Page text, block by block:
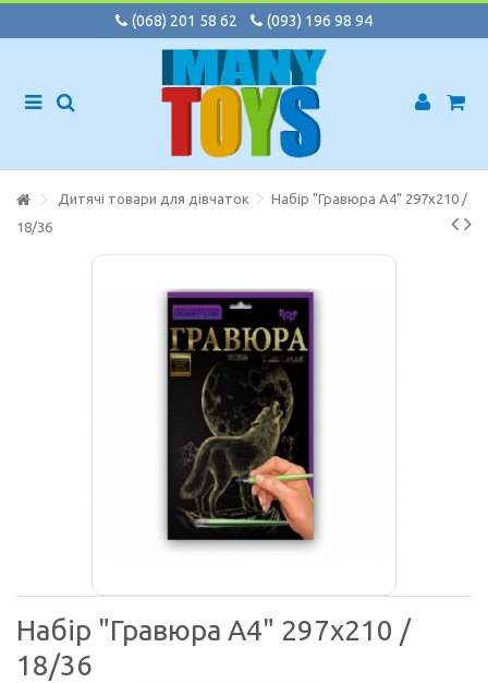
(068) 201 58 62 (093) 196 98 94
Дитячі товари для дівчаток
Набір "Гравюра А4" 297х210 /
18/36
Набір "Гравюра А4" 297х210 /
18/36